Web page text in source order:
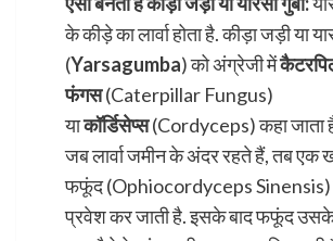
के कीड़े का लार्वा होता है. कीड़ा जड़ी या
(Yarsagumba) को अंग्रेजी में
फंगस(Caterpillar Fungus)
याकॉर्डिसेप्स(Cordyceps) कहा जाता
जब लार्वा जमीन के अंदर रहते हैं, तब एक
फफूंद (Ophiocordyceps Sinensis)
प्रवेश कर जाती है. इसके बाद फफूंद उसके